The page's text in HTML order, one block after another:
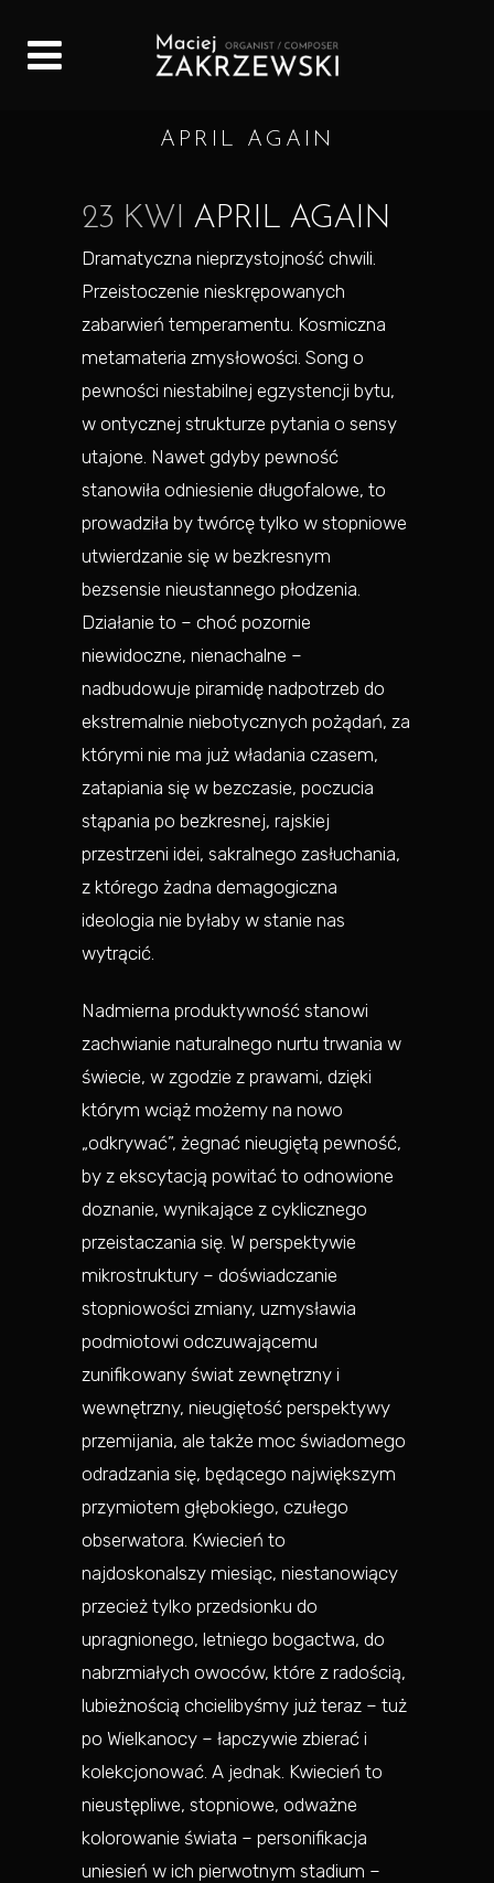
APRIL AGAIN
23 KWI APRIL AGAIN
Dramatyczna nieprzystojność chwili.
Przeistoczenie nieskrępowanych
zabarwień temperamentu. Kosmiczna
metamateria zmysłowości. Song o
pewności niestabilnej egzystencji bytu,
w ontycznej strukturze pytania o sensy
utajone. Nawet gdyby pewność
stanowiła odniesienie długofalowe, to
prowadziła by twórcę tylko w stopniowe
utwierdzanie się w bezkresnym
bezsensie nieustannego płodzenia.
Działanie to – choć pozornie
niewidoczne, nienachalne –
nadbudowuje piramidę nadpotrzeb do
ekstremalnie niebotycznych pożądań, za
którymi nie ma już władania czasem,
zatapiania się w bezczasie, poczucia
stąpania po bezkresnej, rajskiej
przestrzeni idei, sakralnego zasłuchania,
z którego żadna demagogiczna
ideologia nie byłaby w stanie nas
wytrącić.
Nadmierna produktywność stanowi
zachwianie naturalnego nurtu trwania w
świecie, w zgodzie z prawami, dzięki
którym wciąż możemy na nowo
„odkrywać”, żegnać nieugiętą pewność,
by z ekscytacją powitać to odnowione
doznanie, wynikające z cyklicznego
przeistaczania się. W perspektywie
mikrostruktury – doświadczanie
stopniowości zmiany, uzmysławia
podmiotowi odczuwającemu
zunifikowany świat zewnętrzny i
wewnętrzny, nieugiętość perspektywy
przemijania, ale także moc świadomego
odradzania się, będącego największym
przymiotem głębokiego, czułego
obserwatora. Kwiecień to
najdoskonalszy miesiąc, niestanowiący
przecież tylko przedsionku do
upragnionego, letniego bogactwa, do
nabrzmiałych owoców, które z radością,
lubieżnością chcielibyśmy już teraz – tuż
po Wielkanocy – łapczywie zbierać i
kolekcjonować. A jednak. Kwiecień to
nieustępliwe, stopniowe, odważne
kolorowanie świata – personifikacja
uniesień w ich pierwotnym stadium –